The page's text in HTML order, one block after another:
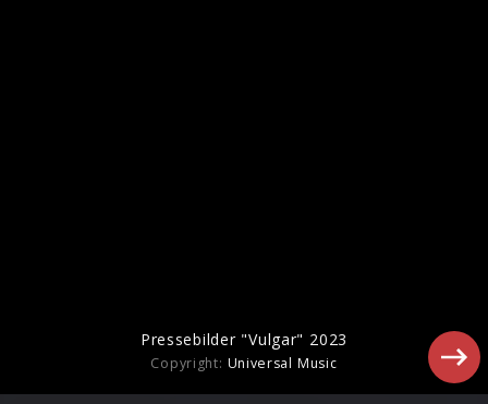
Madonna - MDNA World Tour
Pressebilder "Vulgar" 2023
Copyright: Universal Music